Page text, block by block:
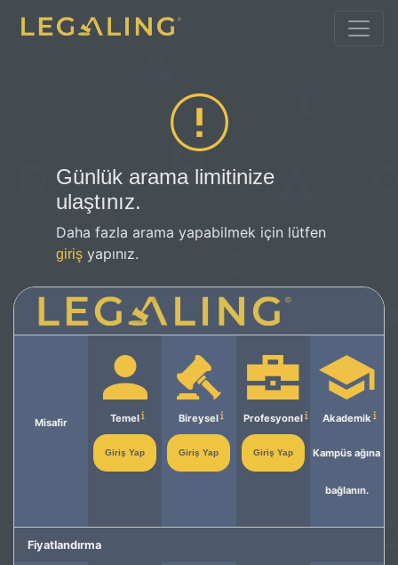
Günlük arama limitinize
ulaştınız.
Daha fazla arama yapabilmek için lütfen
giriş yapınız.
Misafir Temel
Giriş Yap
Bireysel
Giriş Yap
Profesyonel
Giriş Yap
Akademik
Kampüs ağına
bağlanın.
Fiyatlandırma